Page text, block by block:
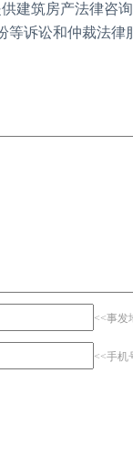
建筑房产法律咨
诉讼和仲裁法律
<<事发
<<手机